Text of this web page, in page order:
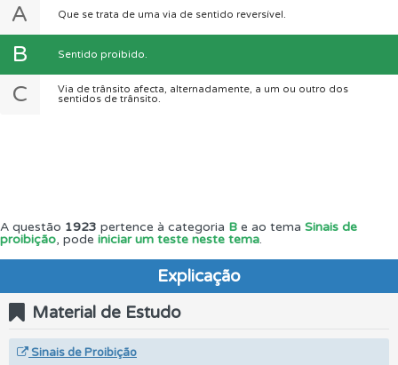
A Que se trata de uma via de sentido reversível.
B Sentido proibido.
C
Via de trânsito afecta, alternadamente, a um ou outro dos
sentidos de trânsito.
A questão 1923 pertence à categoria B e ao tema Sinais de
proibição, pode iniciar um teste neste tema.
Explicação
Material de Estudo
Sinais de Proibição